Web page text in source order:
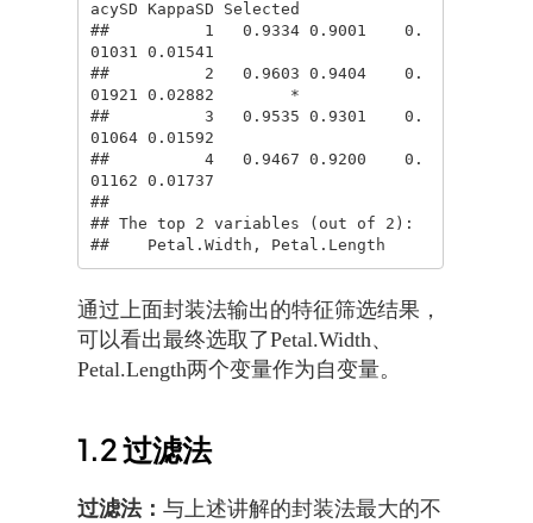
acySD KappaSD Selected
##          1   0.9334 0.9001    0.
01031 0.01541
##          2   0.9603 0.9404    0.
01921 0.02882        *
##          3   0.9535 0.9301    0.
01064 0.01592
##          4   0.9467 0.9200    0.
01162 0.01737
##
## The top 2 variables (out of 2):
##    Petal.Width, Petal.Length
通过上面封装法输出的特征筛选结果，
可以看出最终选取了Petal.Width、
Petal.Length两个变量作为自变量。
1.2过滤法
过滤法： 与上述讲解的封装法最大的不